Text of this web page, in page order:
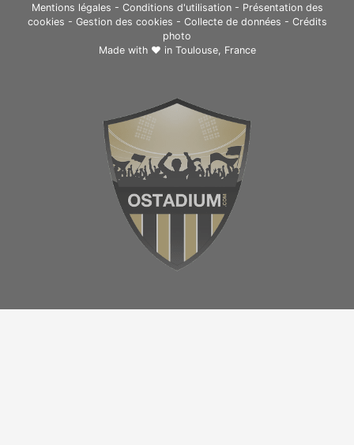
Mentions légales - Conditions d'utilisation- Présentation des
cookies - Gestion des cookies - Collecte de données - Crédits
photo
Made with ❤ in Toulouse, France